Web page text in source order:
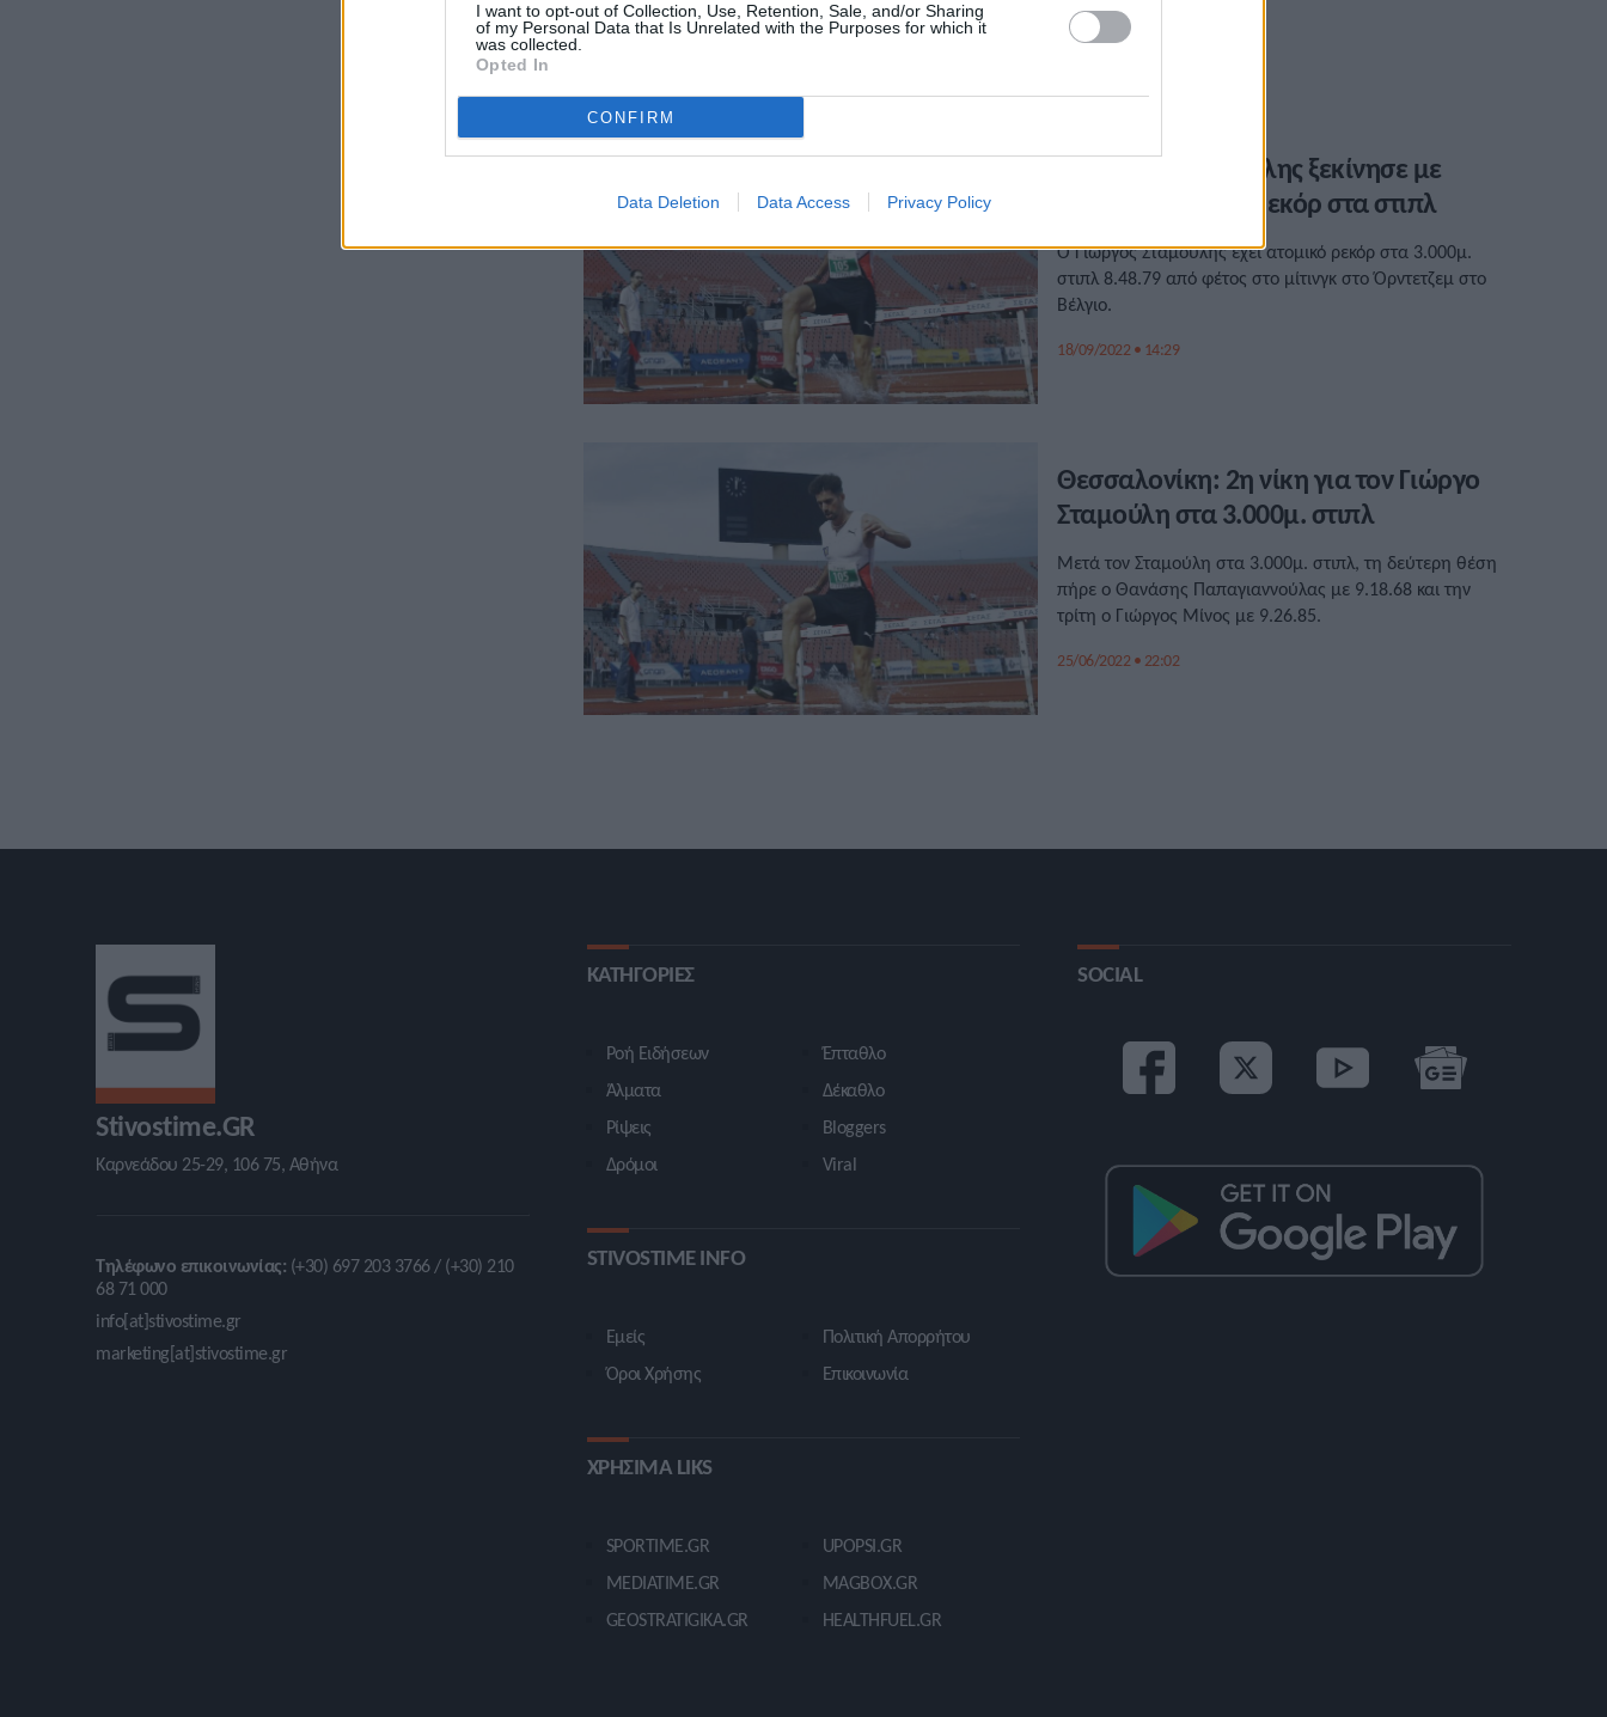
I want to opt-out of Collection, Use, Retention, Sale, and/or Sharing
of my Personal Data that Is Unrelated with the Purposes for which it
was collected.
Opted In
CONFIRM
Data Deletion Data Access Privacy Policy
19/03/2023 • 15:01
Ο Γιώργος Σταμούλης ξεκίνησε με
στόχο το μεγάλο ρεκόρ στα στιπλ
Ο Γιώργος Σταμούλης έχει ατομικό ρεκόρ στα 3.000μ.
στιπλ 8.48.79 από φέτος στο μίτινγκ στο Όρντετζεμ στο
Βέλγιο.
18/09/2022 • 14:29
Θεσσαλονίκη: 2η νίκη για τον Γιώργο
Σταμούλη στα 3.000μ. στιπλ
Μετά τον Σταμούλη στα 3.000μ. στιπλ, τη δεύτερη θέση
πήρε ο Θανάσης Παπαγιαννούλας με 9.18.68 και την
τρίτη ο Γιώργος Μίνος με 9.26.85.
25/06/2022 • 22:02
Stivostime.GR
Καρνεάδου 25-29, 106 75, Αθήνα
Τηλέφωνο επικοινωνίας: (+30) 697 203 3766 / (+30) 210
68 71 000
info[at]stivostime.gr
marketing[at]stivostime.gr
ΚΑΤΗΓΟΡΙΕΣ
Ροή Ειδήσεων
Άλματα
Ρίψεις
Δρόμοι
Έπταθλο
Δέκαθλο
Bloggers
Viral
STIVOSTIME INFO
Εμείς
Όροι Χρήσης
Πολιτική Απορρήτου
Επικοινωνία
ΧΡΗΣΙΜΑ LIKS
SPORTIME.GR
MEDIATIME.GR
GEOSTRATIGIKA.GR
UPOPSI.GR
MAGBOX.GR
HEALTHFUEL.GR
SOCIAL